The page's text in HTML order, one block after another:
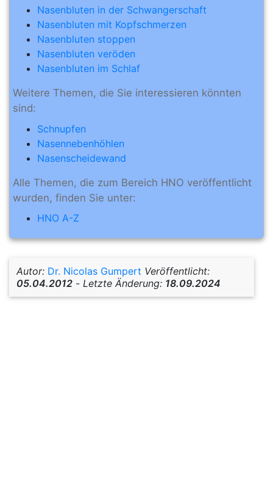
Nasenbluten in der Schwangerschaft
Nasenbluten mit Kopfschmerzen
Nasenbluten stoppen
Nasenbluten veröden
Nasenbluten im Schlaf
Weitere Themen, die Sie interessieren könnten
sind:
Schnupfen
Nasennebenhöhlen
Nasenscheidewand
Alle Themen, die zum Bereich HNO veröffentlicht
wurden, finden Sie unter:
HNO A-Z
Autor: Dr. Nicolas Gumpert Veröffentlicht:
05.04.2012 - Letzte Änderung: 18.09.2024